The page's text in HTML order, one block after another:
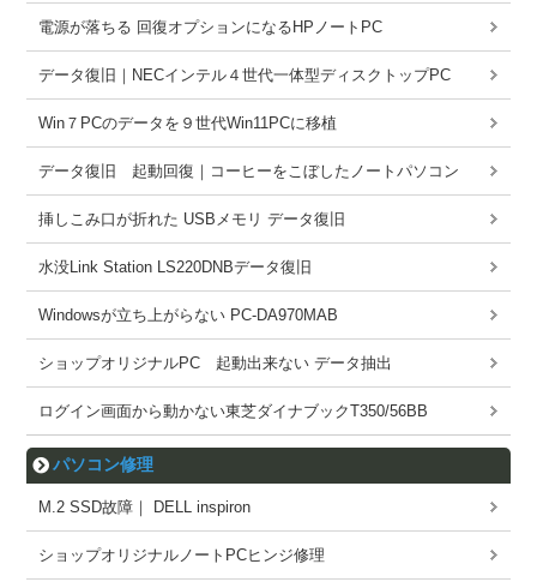
電源が落ちる 回復オプションになるHPノートPC
データ復旧｜NECインテル４世代一体型ディスクトップPC
Win７PCのデータを９世代Win11PCに移植
データ復旧 起動回復｜コーヒーをこぼしたノートパソコン
挿しこみ口が折れた USBメモリ データ復旧
水没Link Station LS220DNBデータ復旧
Windowsが立ち上がらない PC-DA970MAB
ショップオリジナルPC 起動出来ない データ抽出
ログイン画面から動かない東芝ダイナブックT350/56BB
パソコン修理
M.2 SSD故障｜ DELL inspiron
ショップオリジナルノートPCヒンジ修理